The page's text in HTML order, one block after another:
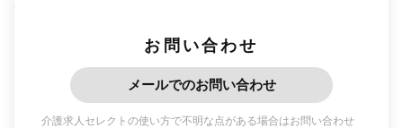
お問い合わせ
メールでのお問い合わせ
介護求人セレクトの使い方で不明な点がある場合はお問い合わせ